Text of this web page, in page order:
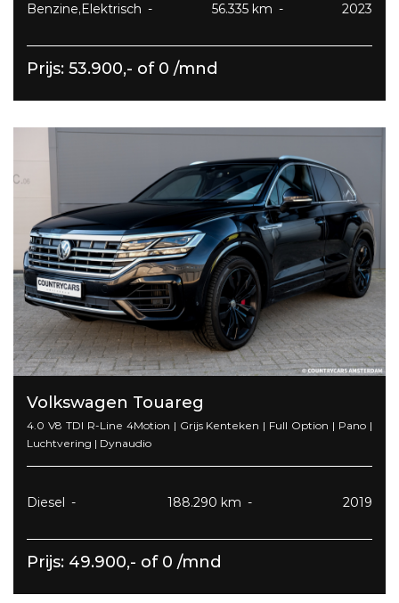
Benzine,Elektrisch 56.335 km 2023
Prijs: 53.900,- of 0 /mnd
Volkswagen Touareg
4.0 V8 TDI R-Line 4Motion | Grijs Kenteken | Full Option | Pano |
Luchtvering | Dynaudio
Diesel 188.290 km 2019
Prijs: 49.900,- of 0 /mnd